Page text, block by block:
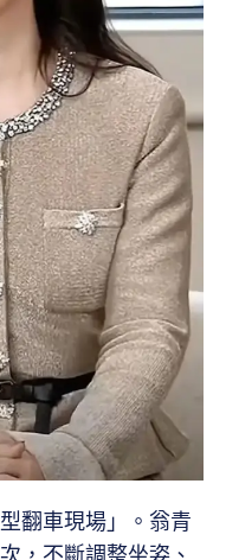
翻車現場」。翁青
，不斷調整坐姿、